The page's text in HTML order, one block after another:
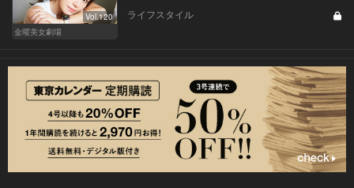
Vol.120
金曜美女劇場
ライフスタイル